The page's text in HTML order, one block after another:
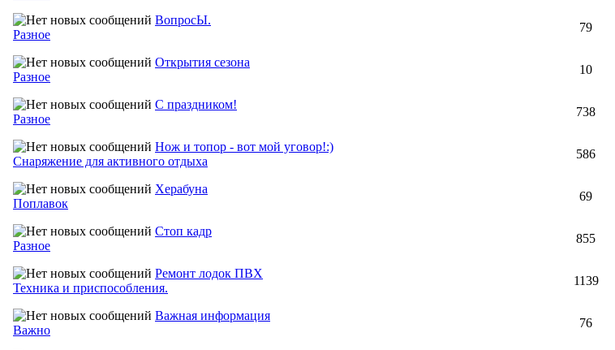
ВопросЫ.
Разное
79
Открытия сезона
Разное
10
С праздником!
Разное
738
Нож и топор - вот мой уговор!:)
Снаряжение для активного отдыха
586
Херабуна
Поплавок
69
Стоп кадр
Разное
855
Ремонт лодок ПВХ
Техника и приспособления.
1139
Важная информация
Важно
76